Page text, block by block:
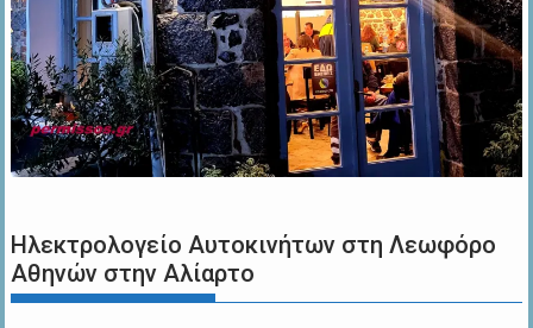
Ηλεκτρολογείο Αυτοκινήτων στη Λεωφόρο
Αθηνών στην Αλίαρτο